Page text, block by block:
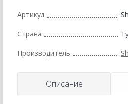
Артикул
Страна
Производитель
Описание